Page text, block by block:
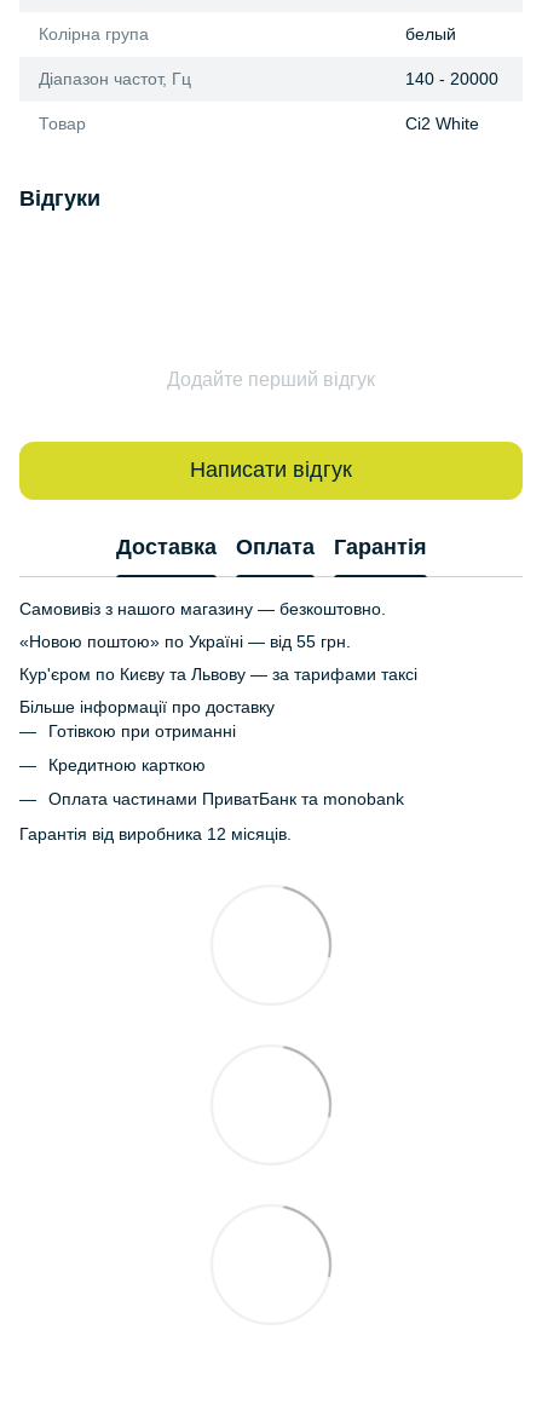
Колірна група белый
Діапазон частот, Гц 140 - 20000
Товар Ci2 White
Відгуки
Додайте перший відгук
Написати відгук
Доставка Оплата Гарантія
Самовивіз з нашого магазину — безкоштовно.
«Новою поштою» по Україні — від 55 грн.
Кур'єром по Києву та Львову — за тарифами таксі
Більше інформації про доставку
Готівкою при отриманні
Кредитною карткою
Оплата частинами ПриватБанк та monobank
Гарантія від виробника 12 місяців.